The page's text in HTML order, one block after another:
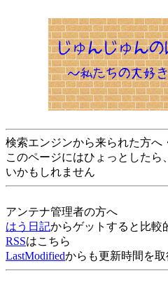
検索エンジンから来られた方へ
このページにはひょっとした
いかもしれません
アンテナ管理者の方へ
はう日記からゲットすると比較
RSSはこちら
LastModifiedからも更新時間を取